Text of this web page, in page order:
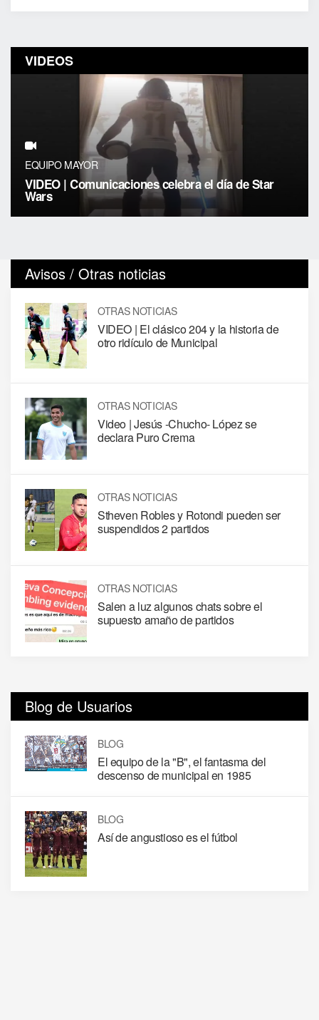
VIDEOS
EQUIPO MAYOR
VIDEO | Comunicaciones celebra el día de Star
Wars
Avisos / Otras noticias
OTRAS NOTICIAS
VIDEO | El clásico 204 y la historia de
otro ridículo de Municipal
OTRAS NOTICIAS
Video | Jesús -Chucho- López se
declara Puro Crema
OTRAS NOTICIAS
Stheven Robles y Rotondi pueden ser
suspendidos 2 partidos
OTRAS NOTICIAS
Salen a luz algunos chats sobre el
supuesto amaño de partidos
Blog de Usuarios
BLOG
El equipo de la "B", el fantasma del
descenso de municipal en 1985
BLOG
Así de angustioso es el fútbol